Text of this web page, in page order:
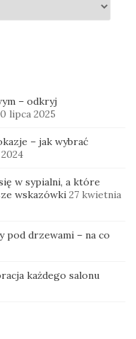
– odkryj
lipca 2025
– jak wybrać
w sypialni, a które
wskazówki 27 kwietnia
pod drzewami – na co
każdego salonu